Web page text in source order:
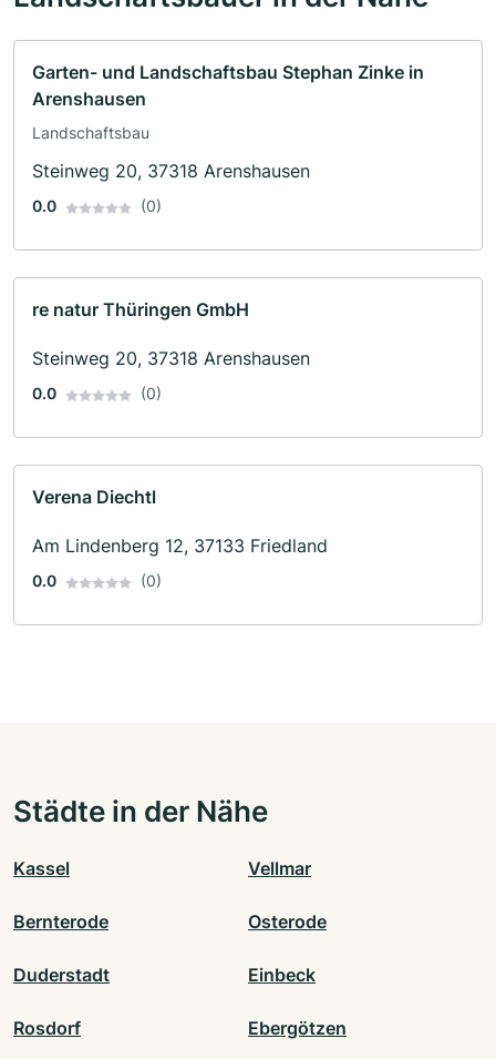
Garten- und Landschaftsbau Stephan Zinke in
Arenshausen
Landschaftsbau
Steinweg 20, 37318 Arenshausen
0.0 (0)
re natur Thüringen GmbH
Steinweg 20, 37318 Arenshausen
0.0 (0)
Verena Diechtl
Am Lindenberg 12, 37133 Friedland
0.0 (0)
Städte in der Nähe
Kassel Vellmar
Bernterode Osterode
Duderstadt Einbeck
Rosdorf Ebergötzen